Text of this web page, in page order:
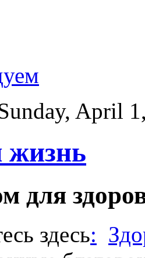
April
жизнь
для
здесь: